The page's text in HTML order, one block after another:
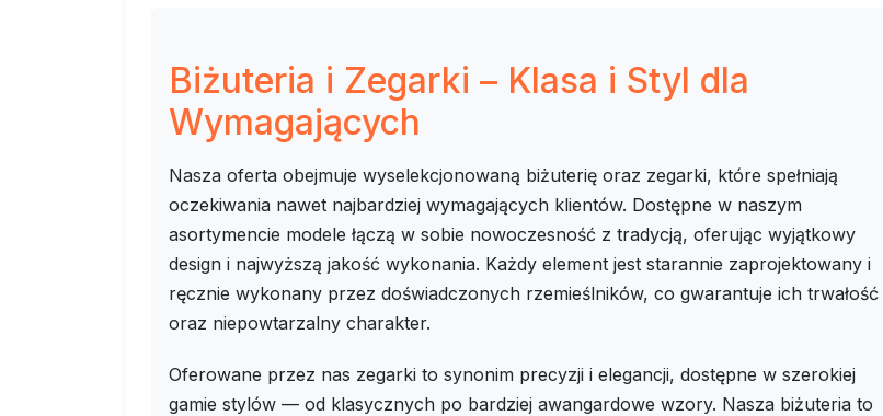
Biżuteria i Zegarki – Klasa i Styl dla
Wymagających
Nasza oferta obejmuje wyselekcjonowaną biżuterię oraz zegarki, które spełniają
oczekiwania nawet najbardziej wymagających klientów. Dostępne w naszym
asortymencie modele łączą w sobie nowoczesność z tradycją, oferując wyjątkowy
design i najwyższą jakość wykonania. Każdy element jest starannie zaprojektowany i
ręcznie wykonany przez doświadczonych rzemieślników, co gwarantuje ich trwałość
oraz niepowtarzalny charakter.
Oferowane przez nas zegarki to synonim precyzji i elegancji, dostępne w szerokiej
gamie stylów — od klasycznych po bardziej awangardowe wzory. Nasza biżuteria to